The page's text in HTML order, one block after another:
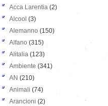
Acca Larentia (2)
Alcool (3)
Alemanno (150)
Alfano (315)
Alitalia (123)
Ambiente (341)
AN (210)
Animali (74)
Arancioni (2)